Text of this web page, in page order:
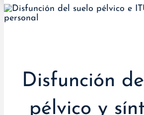
Disfunción
pélvico y